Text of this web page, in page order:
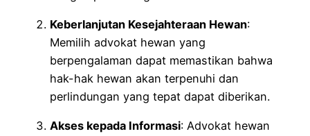
Keberlanjutan Kesejahteraan Hewan:
Memilih advokat hewan yang
berpengalaman dapat memastikan bahwa
hak-hak hewan akan terpenuhi dan
perlindungan yang tepat dapat diberikan.
Akses kepada Informasi: Advokat hewan